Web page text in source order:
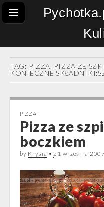
TAG: PIZZA. PIZZA ZE
KONIECZNE
PIZZA
Pizza ze
boczkiem
by Krysia •21 września 2007